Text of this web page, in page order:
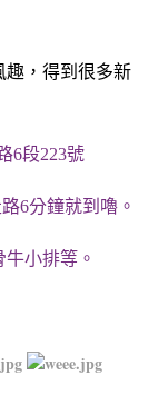
趣，得到很多新
6段223號
6分鐘就到嚕。
小排等。